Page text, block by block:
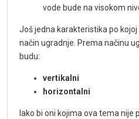
vode bude na visokom
Još jedna karakteristika po
način ugradnje. Prema načinu
budu:
vertikalni
horizontalni
Iako bi oni kojima ova tema